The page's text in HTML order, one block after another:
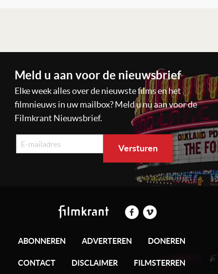
Meld u aan voor de nieuwsbrief
Elke week alles over de nieuwste films en het
filmnieuws in uw mailbox? Meld u nu aan voor de
Filmkrant Nieuwsbrief.
ABONNEREN ADVERTEREN DONEREN
CONTACT DISCLAIMER FILMSTERREN